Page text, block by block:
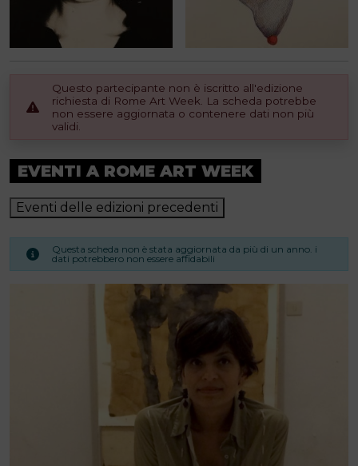
Questo partecipante non è iscritto all'edizione
richiesta di Rome Art Week. La scheda potrebbe
non essere aggiornata o contenere dati non più
validi.
EVENTI A ROME ART WEEK
Eventi delle edizioni precedenti
Questa scheda non è stata aggiornata da più di un anno. i
dati potrebbero non essere affidabili